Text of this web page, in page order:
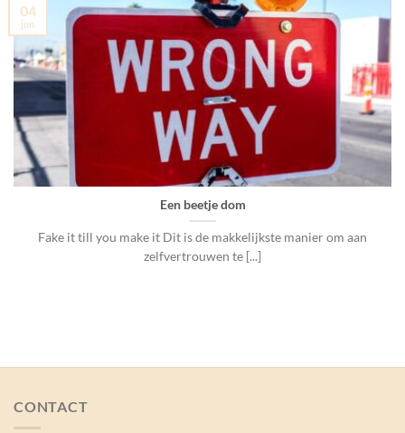
Een beetje dom
Fake it till you make it Dit is de makkelijkste manier om aan
zelfvertrouwen te [...]
04
jun
CONTACT